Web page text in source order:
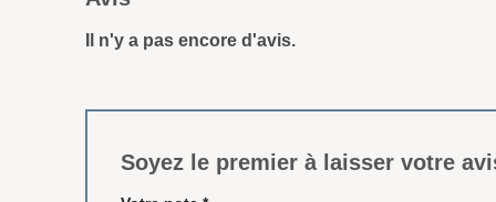
Il n'y a pas encore d'avis.
Soyez le premier à laisser votre